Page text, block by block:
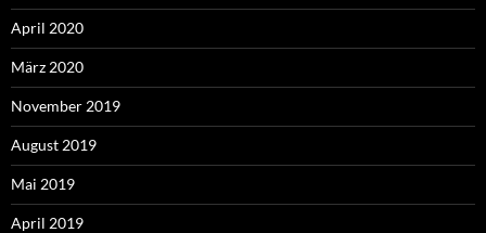
April 2020
März 2020
November 2019
August 2019
Mai 2019
April 2019